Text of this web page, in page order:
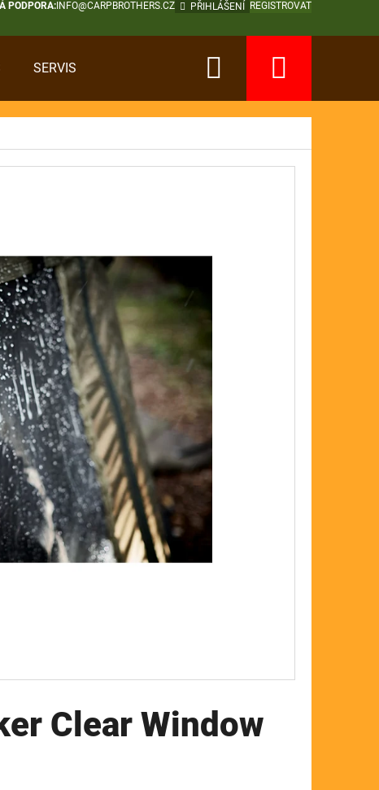
PODPORA:INFO@CARPBROTHERS.CZ PŘIHLÁŠENÍ REGISTROVAT
SERVIS Hledat
Clear Window
FLOAT